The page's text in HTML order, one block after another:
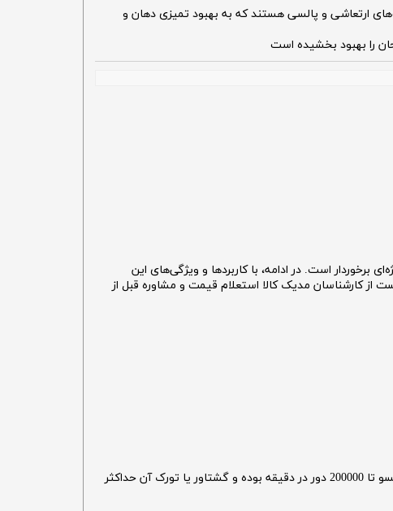
ارتعاشی و پالسی هستند که به بهبود تمیزی دهان و
را بهبود بخشیده است
است. در ادامه، با کاربردها و ویژگی‌های این
از کارشناسان مدیک کالا استعلام قیمت و مشاوره قبل از
این دستگاه از موتور براش لس برخوردار است که سرعت آن توسط پدال یونیت نیز قابل کنترل است. سرعت موتور الکترونیک کوکسو تا 200000 دور در دقیقه بوده و گشتاور یا تورک آن حداکثر